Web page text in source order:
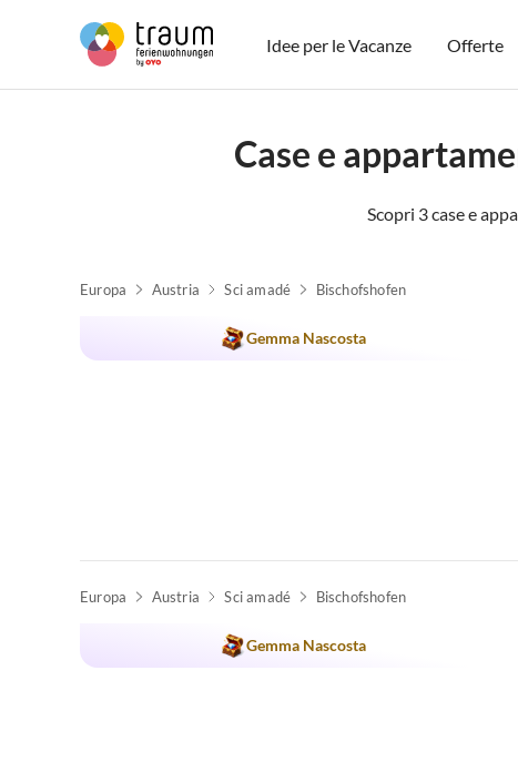
Idee per le Vacanze Offerte
Case e
Scopri 3 case e
Europa Austria Sci amadé Bischofshofen
Gemma Nascosta
Europa Austria Sci amadé Bischofshofen
Gemma Nascosta